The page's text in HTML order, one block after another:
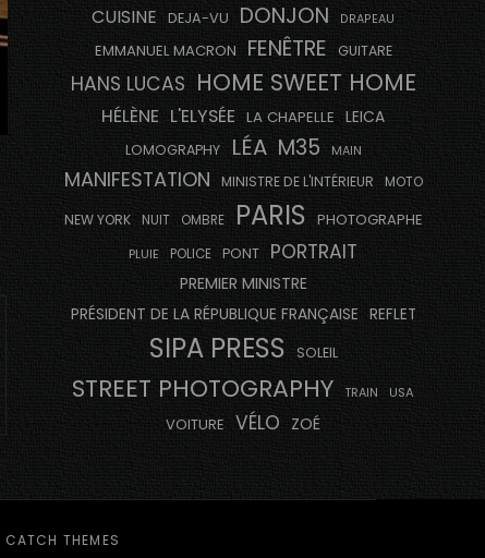
CUISINE DEJA-VU DONJON DRAPEAU
EMMANUEL MACRON FENÊTRE GUITARE
HANS LUCAS HOME SWEET HOME
HÉLÈNE L'ELYSÉE LA CHAPELLE LEICA
LOMOGRAPHY LÉA M35 MAIN
MANIFESTATION MINISTRE DE L'INTÉRIEUR MOTO
NEW YORK NUIT OMBRE PARIS PHOTOGRAPHE
PLUIE POLICE PONT PORTRAIT
PREMIER MINISTRE
PRÉSIDENT DE LA RÉPUBLIQUE FRANÇAISE REFLET
SIPA PRESS SOLEIL
STREET PHOTOGRAPHY TRAIN USA
VOITURE VÉLO ZOÉ
CATCH THEMES